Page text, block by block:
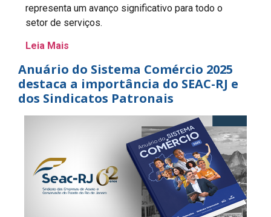
representa um avanço significativo para todo o
setor de serviços.
Leia Mais
Anuário do Sistema Comércio 2025
destaca a importância do SEAC-RJ e
dos Sindicatos Patronais